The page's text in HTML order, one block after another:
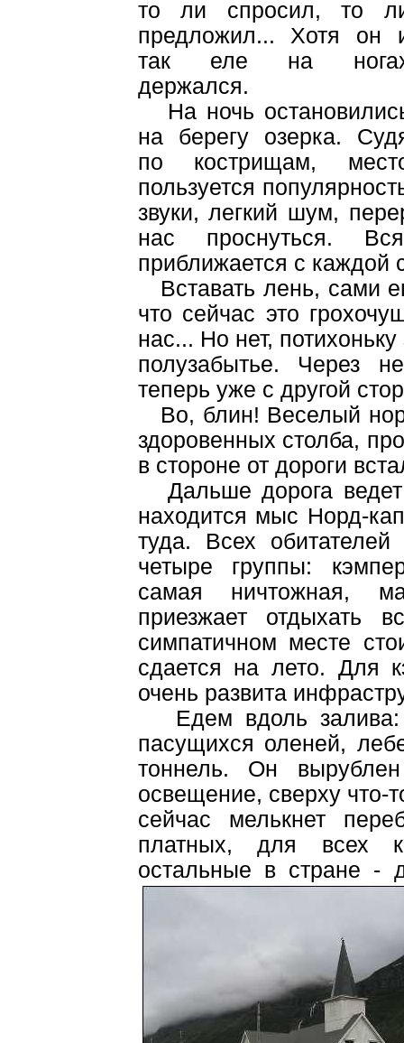
то ли спросил, то
предложил... Хотя он
так еле на
держался.
На ночь
на берегу озерка.
по кострищам,
пользуется
звуки, легкий шум,
нас проснуться.
приближается с каждой
Вставать лень, сами
что сейчас это
нас... Но нет,
полузабытье. Через
теперь уже с другой
Во, блин! Веселый
здоровенных столба,
в стороне от дороги
Дальше дорога ведет
находится мыс Норд-
туда. Всех
четыре группы:
самая ничтожная,
приезжает отдыхать
симпатичном месте
сдается на лето. Для
очень развита
Едем вдоль залива:
пасущихся оленей,
тоннель. Он
освещение, сверху что-
сейчас мелькнет
платных, для всех
остальные в стране -